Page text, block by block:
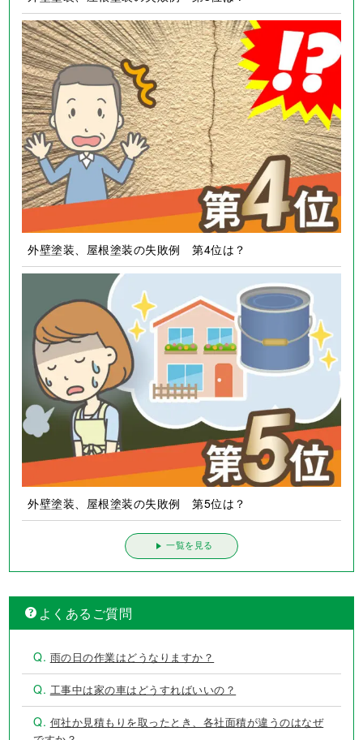
外壁塗装、屋根塗装の失敗例 第4位は？
外壁塗装、屋根塗装の失敗例 第5位は？
一覧を見る
よくあるご質問
Q. 雨の日の作業はどうなりますか？
Q. 工事中は家の車はどうすればいいの？
Q. 何社か見積もりを取ったとき、各社面積が違うのはなぜ